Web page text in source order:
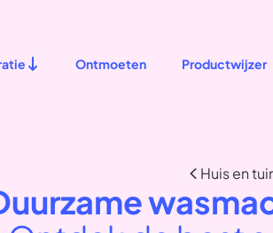
Ontmoeten Productwijzer
Huis en